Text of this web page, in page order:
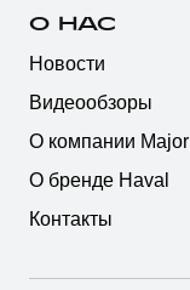
О НАС
Новости
Видеообзоры
О компании Major
О бренде Haval
Контакты